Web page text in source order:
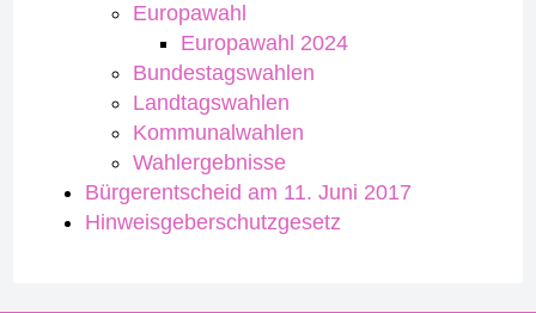
Europawahl
Europawahl 2024
Bundestagswahlen
Landtagswahlen
Kommunalwahlen
Wahlergebnisse
Bürgerentscheid am 11. Juni 2017
Hinweisgeberschutzgesetz